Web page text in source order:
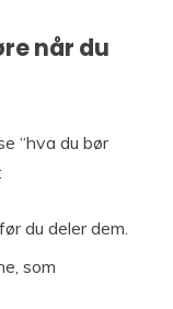
når du
“hva du bør
du deler dem.
som